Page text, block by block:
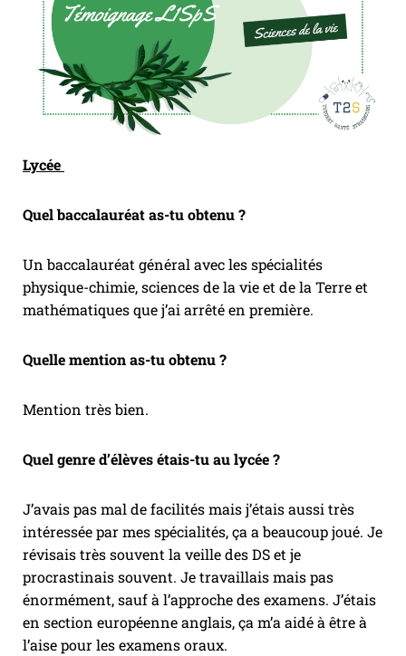
Lycée
Quel baccalauréat as-tu obtenu ?
Un baccalauréat général avec les spécialités
physique-chimie, sciences de la vie et de la Terre et
mathématiques que j’ai arrêté en première.
Quelle mention as-tu obtenu ?
Mention très bien.
Quel genre d’élèves étais-tu au lycée ?
J’avais pas mal de facilités mais j’étais aussi très
intéressée par mes spécialités, ça a beaucoup joué. Je
révisais très souvent la veille des DS et je
procrastinais souvent. Je travaillais mais pas
énormément, sauf à l’approche des examens. J’étais
en section européenne anglais, ça m’a aidé à être à
l’aise pour les examens oraux.